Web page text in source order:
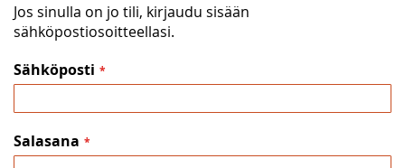
Jos sinulla on jo tili, kirjaudu sisään
sähköpostiosoitteellasi.
Sähköposti
Salasana